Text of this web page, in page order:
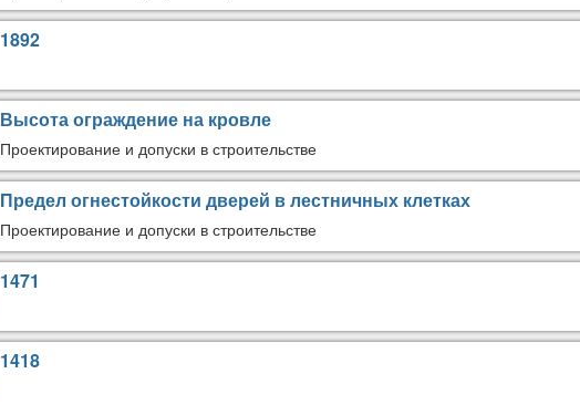
1892
Высота ограждение на кровле
Проектирование и допуски в строительстве
Предел огнестойкости дверей в лестничных клетках
Проектирование и допуски в строительстве
1471
1418